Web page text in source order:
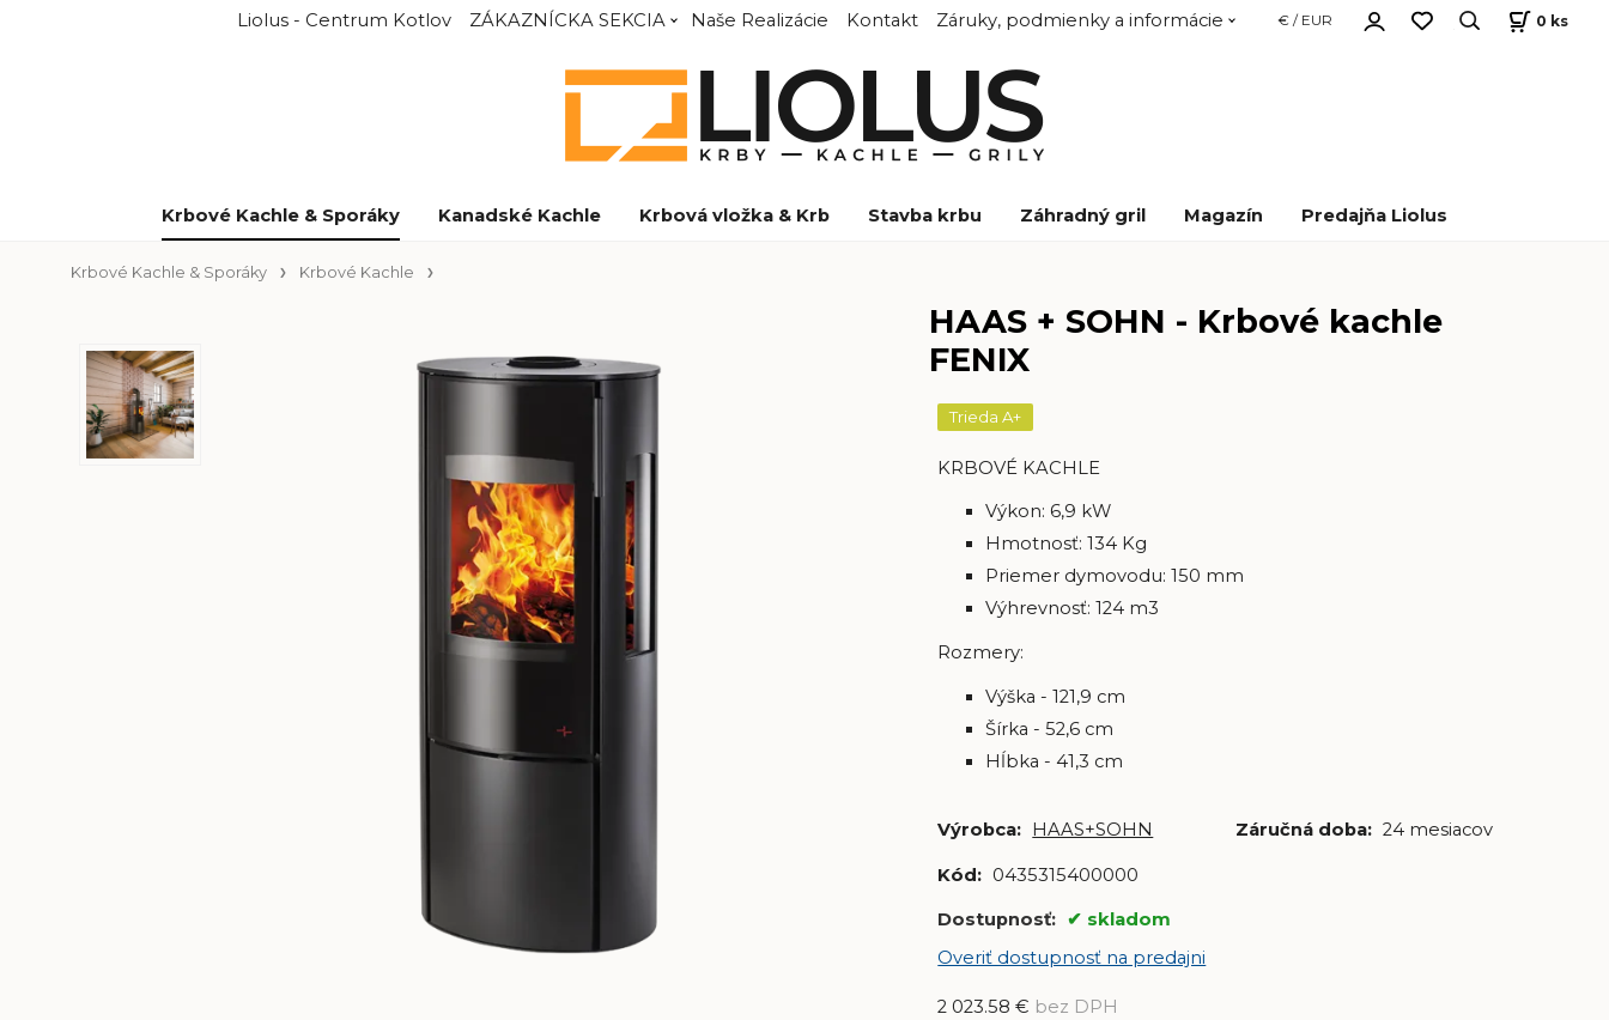
Liolus - Centrum Kotlov ZÁKAZNÍCKA SEKCIA Naše Realizácie Kontakt Záruky, podmienky a informácie € / EUR 0 ks
Krbové Kachle & Sporáky Kanadské Kachle Krbová vložka & Krb Stavba krbu Záhradný gril Magazín Predajňa Liolus
Krbové Kachle & Sporáky Krbové Kachle
HAAS + SOHN - Krbové kachle
FENIX
Trieda A+
KRBOVÉ KACHLE
Výkon: 6,9 kW
Hmotnosť: 134 Kg
Priemer dymovodu: 150 mm
Výhrevnosť: 124 m3
Rozmery:
Výška - 121,9 cm
Šírka - 52,6 cm
Hĺbka - 41,3 cm
Výrobca: HAAS+SOHN Záručná doba: 24 mesiacov
Kód: 0435315400000
Dostupnosť:
skladom
Overiť dostupnosť na predajni
2 023.58 € bez DPH